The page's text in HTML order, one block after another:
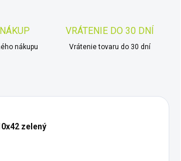
nákupu
VRÁTENIE DO 30 DNÍ
Vrátenie tovaru do 30 dní
zelený